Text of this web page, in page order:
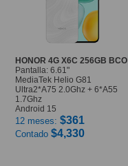
HONOR 4G X6C 256GB BCO
Pantalla: 6.61"
MediaTek Helio G81
Ultra2*A75 2.0Ghz + 6*A55
1.7Ghz
Android 15
12 meses: $361
Contado $4,330